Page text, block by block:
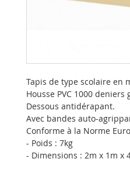
Tapis de type scolaire en
Housse PVC 1000
Dessous antidérapant.
Avec bandes auto-
Conforme à la Norme
- Poids : 7kg
- Dimensions : 2m x 1m x